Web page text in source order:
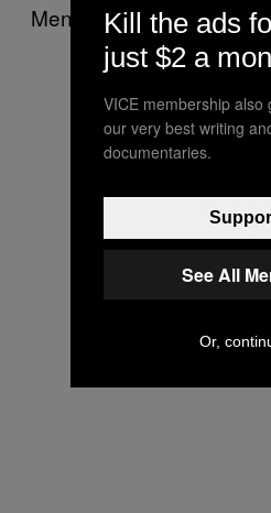
Menschenfleisch
Kill the ads
just $2 a
VICE membership also
our very best writing
documentaries.
See All
Or,